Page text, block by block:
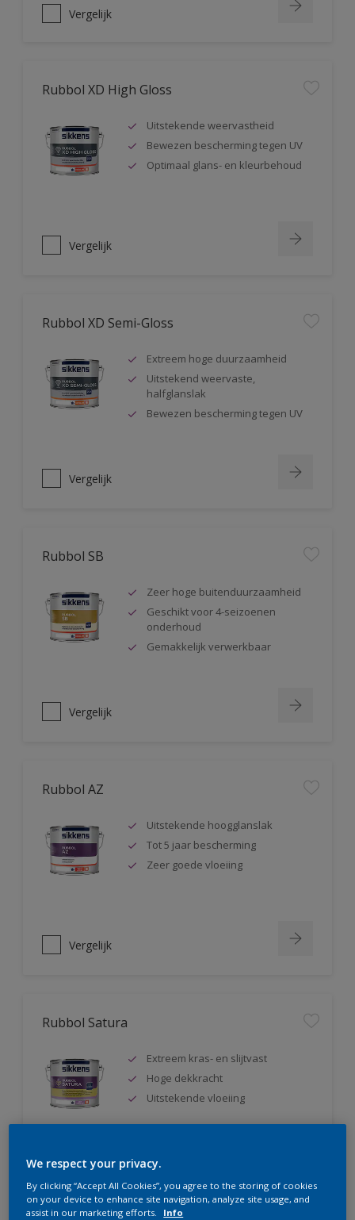
Vergelijk
Rubbol XD High Gloss
Uitstekende weervastheid
Bewezen bescherming tegen UV
Optimaal glans- en kleurbehoud
Vergelijk
Rubbol XD Semi-Gloss
Extreem hoge duurzaamheid
Uitstekend weervaste,
halfglanslak
Bewezen bescherming tegen UV
Vergelijk
Rubbol SB
Zeer hoge buitenduurzaamheid
Geschikt voor 4-seizoenen
onderhoud
Gemakkelijk verwerkbaar
Vergelijk
Rubbol AZ
Uitstekende hoogglanslak
Tot 5 jaar bescherming
Zeer goede vloeiing
Vergelijk
Rubbol Satura
Extreem kras- en slijtvast
Hoge dekkracht
Uitstekende vloeiing
We respect your privacy.
By clicking “Accept All Cookies”, you agree to the storing of cookies
on your device to enhance site navigation, analyze site usage, and
assist in our marketing efforts.
Info